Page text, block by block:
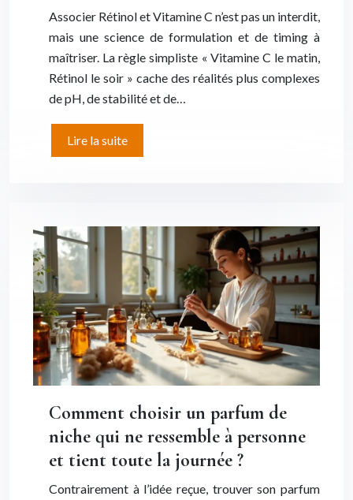
Associer Rétinol et Vitamine C n’est pas un interdit,
mais une science de formulation et de timing à
maîtriser. La règle simpliste « Vitamine C le matin,
Rétinol le soir » cache des réalités plus complexes
de pH, de stabilité et de…
Lire la suite
Comment choisir un parfum de
niche qui ne ressemble à personne
et tient toute la journée ?
Contrairement à l’idée reçue, trouver son parfum